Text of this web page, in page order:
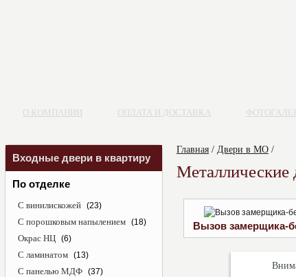
О КОМПАНИИ ОПЛАТА И ДОСТАВКА
Главная / Двери в МО /
Вызов замерщика-
Входные двери в квартиру
По отделке
С винилискожей (23)
С порошковым напылением (18)
Окрас НЦ (6)
С ламинатом (13)
С панелью МДФ (37)